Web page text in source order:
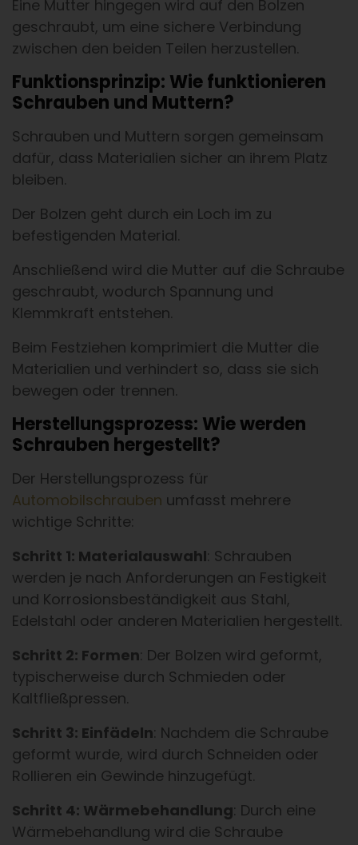
Eine Mutter hingegen wird auf den Bolzen
geschraubt, um eine sichere Verbindung
zwischen den beiden Teilen herzustellen.
Funktionsprinzip: Wie funktionieren
Schrauben und Muttern?
Schrauben und Muttern sorgen gemeinsam
dafür, dass Materialien sicher an ihrem Platz
bleiben.
Der Bolzen geht durch ein Loch im zu
befestigenden Material.
Anschließend wird die Mutter auf die Schraube
geschraubt, wodurch Spannung und
Klemmkraft entstehen.
Beim Festziehen komprimiert die Mutter die
Materialien und verhindert so, dass sie sich
bewegen oder trennen.
Herstellungsprozess: Wie werden
Schrauben hergestellt?
Der Herstellungsprozess für
Automobilschrauben umfasst mehrere
wichtige Schritte:
Schritt 1: Materialauswahl: Schrauben
werden je nach Anforderungen an Festigkeit
und Korrosionsbeständigkeit aus Stahl,
Edelstahl oder anderen Materialien hergestellt.
Schritt 2: Formen: Der Bolzen wird geformt,
typischerweise durch Schmieden oder
Kaltfließpressen.
Schritt 3: Einfädeln: Nachdem die Schraube
geformt wurde, wird durch Schneiden oder
Rollieren ein Gewinde hinzugefügt.
Schritt 4: Wärmebehandlung: Durch eine
Wärmebehandlung wird die Schraube